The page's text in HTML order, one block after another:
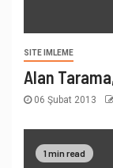
SITE IMLEME
Alan
06 Şubat 2013
1 min read